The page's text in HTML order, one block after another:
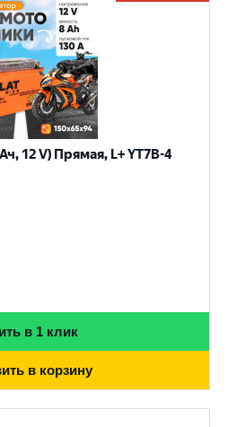
12 V) Прямая, L+ YT7B-4
в 1 клик
в корзину